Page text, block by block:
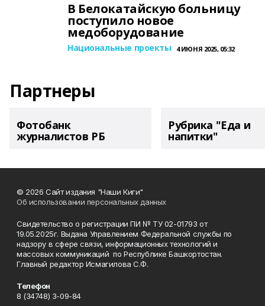
В Белокатайскую больницу
поступило новое
медоборудование
Национальные проекты 4 ИЮНЯ 2025, 05:32
Партнеры
Фотобанк
журналистов РБ
Рубрика "Еда и
напитки"
© 2026 Сайт издания "Наши Киги"
Об использовании персональных данных
Свидетельство о регистрации ПИ № ТУ 02-01793 от
19.05.2025г. Выдана Управлением Федеральной службы по
надзору в сфере связи, информационных технологий и
массовых коммуникаций по Республике Башкортостан.
Главный редактор Исмагилова С.Ф.
Телефон
8 (34748) 3-09-84